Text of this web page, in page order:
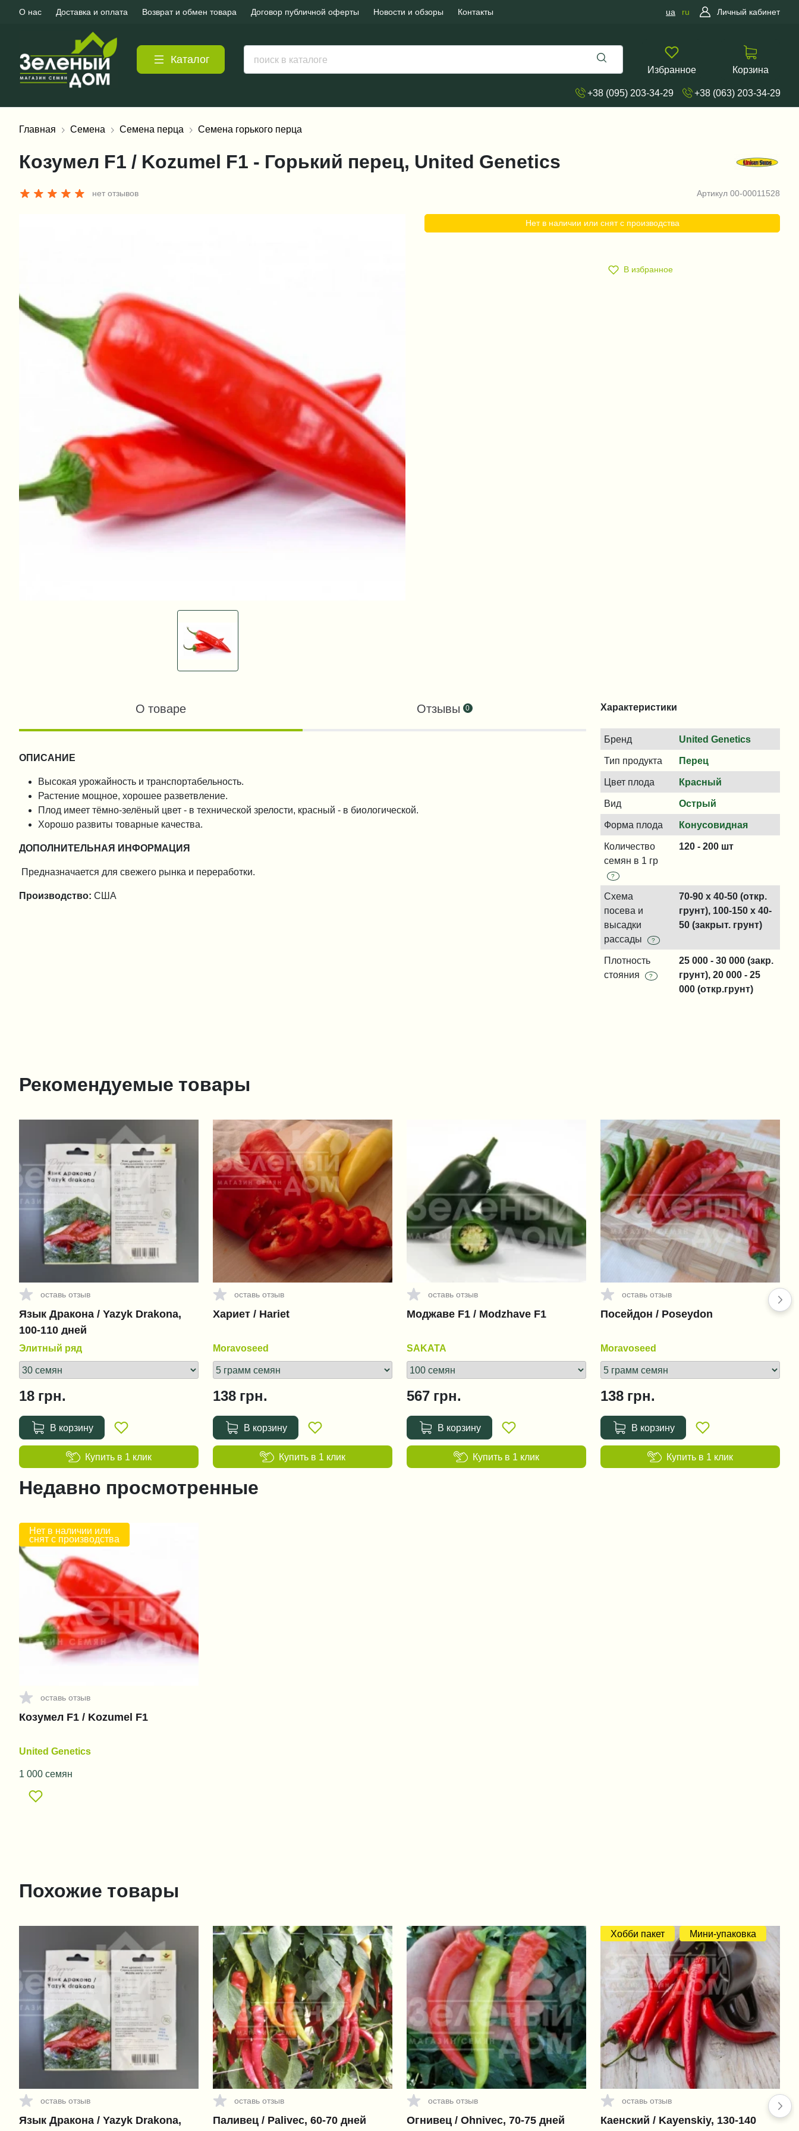
О нас Доставка и оплата Возврат и обмен товара Договор публичной оферты Новости и обзоры Контакты ua ru Личный кабинет
Каталог
Избранное Корзина
+38 (095) 203-34-29 +38 (063) 203-34-29
Главная Семена Семена перца Семена горького перца
Артикул 00-00011528
Козумел F1 / Kozumel F1 - Горький перец, United Genetics
нет отзывов
Нет в наличии или снят с производства
В избранное
Характеристики
Бренд United Genetics
Тип продукта Перец
Цвет плода Красный
Вид Острый
Форма плода Конусовидная
Количество
семян в 1 гр
?
120 - 200 шт
Схема
посева и
высадки
рассады
?
70-90 x 40-50 (откр.
грунт), 100-150 x 40-
50 (закрыт. грунт)
Плотность
стояния
?
25 000 - 30 000 (закр.
грунт), 20 000 - 25
000 (откр.грунт)
О товаре Отзывы 0
ОПИСАНИЕ
Высокая урожайность и транспортабельность.
Растение мощное, хорошее разветвление.
Плод имеет тёмно-зелёный цвет - в технической зрелости, красный - в биологической.
Хорошо развиты товарные качества.
ДОПОЛНИТЕЛЬНАЯ ИНФОРМАЦИЯ
Предназначается для свежего рынка и переработки.
Производство: США
Рекомендуемые товары
оставь отзыв
Язык Дракона / Yazyk Drakona,
100-110 дней
Элитный ряд
18 грн.
В корзину
Купить в 1 клик
оставь отзыв
Хариет / Hariet
Moravoseed
138 грн.
В корзину
Купить в 1 клик
оставь отзыв
Моджаве F1 / Modzhave F1
SAKATA
567 грн.
В корзину
Купить в 1 клик
оставь отзыв
Посейдон / Poseydon
Moravoseed
138 грн.
В корзину
Купить в 1 клик
Недавно просмотренные
Нет в наличии или
снят с производства
оставь отзыв
Козумел F1 / Kozumel F1
United Genetics
1 000 семян
Похожие товары
оставь отзыв
Язык Дракона / Yazyk Drakona,
оставь отзыв
Паливец / Palivec, 60-70 дней
оставь отзыв
Огнивец / Ohnivec, 70-75 дней
Хобби пакет Мини-упаковка
оставь отзыв
Каенский / Kayenskiy, 130-140